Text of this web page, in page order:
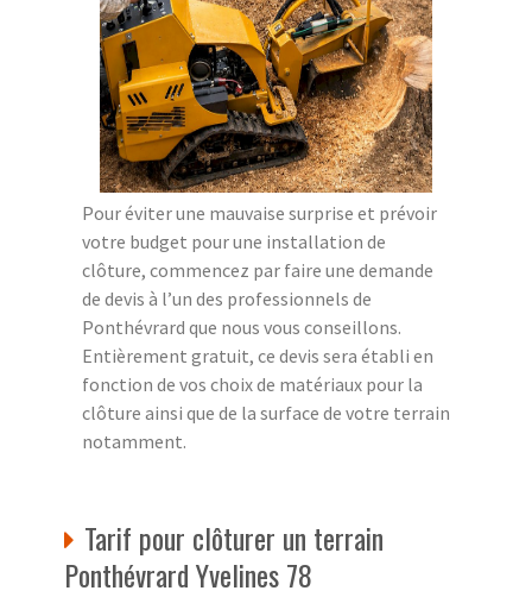
Pour éviter une mauvaise surprise et prévoir
votre budget pour une installation de
clôture, commencez par faire une demande
de devis à l’un des professionnels de
Ponthévrard que nous vous conseillons.
Entièrement gratuit, ce devis sera établi en
fonction de vos choix de matériaux pour la
clôture ainsi que de la surface de votre terrain
notamment.
Tarif pour clôturer un terrain
Ponthévrard Yvelines 78